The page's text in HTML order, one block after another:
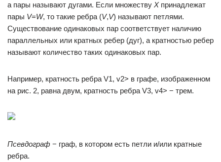
а пары называют дугами. Если множеству Xпринадлежат
пары V=W, то такие ребра (V,V) называют петлями.
Существование одинаковых пар соответствует наличию
параллельных или кратных ребер (дуг), а кратностью ребер
называют количество таких одинаковых пар.
Например, кратность ребра V1, v2> в графе, изображенном
на рис. 2, равна двум, кратность ребра V3, v4> − трем.
Псевдограф − граф, в котором есть петли и/или кратные
ребра.